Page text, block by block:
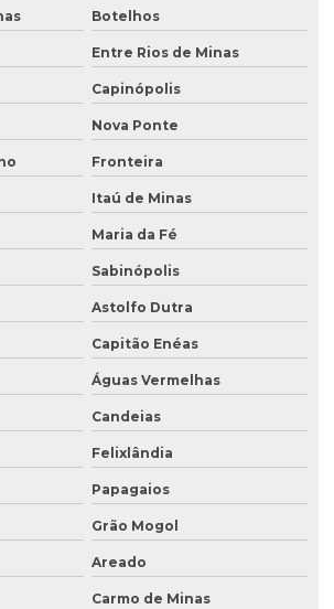
de tanques
ambiental
tanque subterrâneo
poço artesiano
construção
construção civil
rochas
Botelhos
Entre Rios de Minas
Capinópolis
Nova Ponte
Fronteira
Itaú de Minas
Maria da Fé
Sabinópolis
Astolfo Dutra
Capitão Enéas
Águas Vermelhas
Candeias
Felixlândia
Papagaios
Grão Mogol
Areado
Carmo de Minas